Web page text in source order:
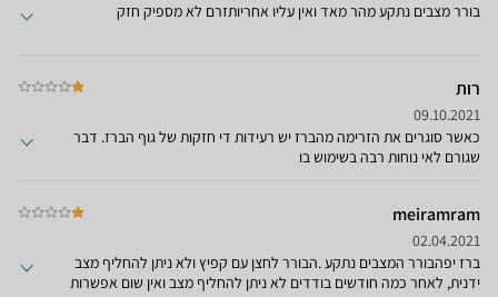
בורר מצבים נתקע מהר מאד ואין עליו אחריותזרם לא מספיק חזק
רות
09.10.2021
כאשר סוגרים את הזרימה מהברז יש רעידות די חזקות של גוף הברז. דבר
שגורם לאי נוחות רבה בשימוש בו
meiramram
02.04.2021
ברז יפהבורר המצבים נתקע .הבורר לחצן עם קפיץ ולא ניתן להחליף מצב
ידנית, לאחר כמה חודשים בודדים לא ניתן להחליף מצב ואין שום אפשרות